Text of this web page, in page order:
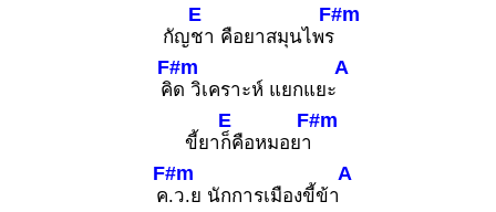
กัญ
E
ชา คือยาสมุนไพร
F#m
คิ
F#m
ด วิเคราะห์ แยกแยะ
A
ขี้ยา
E
ก็คือหมอยา
F#m
ค
F#m
.ว.ย นักการเมืองขี้ข้า
A